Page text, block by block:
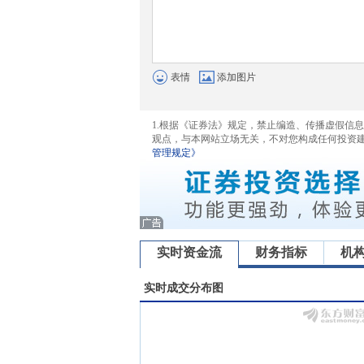
表情 添加图片
1.根据《证券法》规定，禁止编造、传播虚假信
观点，与本网站立场无关，不对您构成任何投资
管理规定》
实时资金流 财务指标 机
实时成交分布图